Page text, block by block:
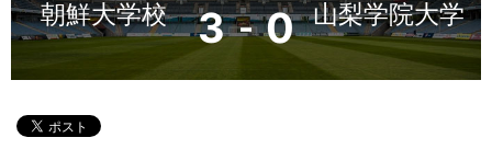
朝鮮大学校 3 - 0 山梨学院大学